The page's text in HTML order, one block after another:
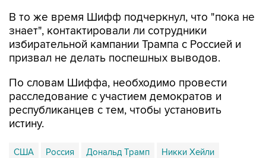
В то же время Шифф подчеркнул, что "пока не
знает", контактировали ли сотрудники
избирательной кампании Трампа с Россией и
призвал не делать поспешных выводов.
По словам Шиффа, необходимо провести
расследование с участием демократов и
республиканцев с тем, чтобы установить
истину.
США Россия Дональд Трамп Никки Хейли